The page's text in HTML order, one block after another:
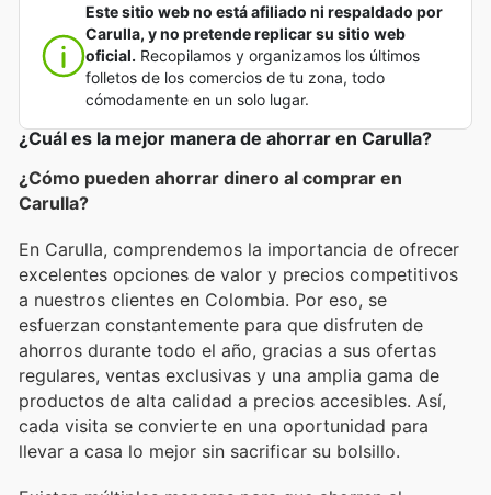
Este sitio web no está afiliado ni respaldado por
Carulla, y no pretende replicar su sitio web
oficial. Recopilamos y organizamos los últimos
folletos de los comercios de tu zona, todo
cómodamente en un solo lugar.
¿Cuál es la mejor manera de ahorrar en Carulla?
¿Cómo pueden ahorrar dinero al comprar en
Carulla?
En Carulla, comprendemos la importancia de ofrecer
excelentes opciones de valor y precios competitivos
a nuestros clientes en Colombia. Por eso, se
esfuerzan constantemente para que disfruten de
ahorros durante todo el año, gracias a sus ofertas
regulares, ventas exclusivas y una amplia gama de
productos de alta calidad a precios accesibles. Así,
cada visita se convierte en una oportunidad para
llevar a casa lo mejor sin sacrificar su bolsillo.